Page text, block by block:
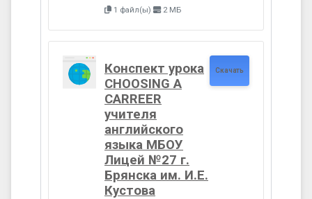
1 файл(ы) 2 МБ
Конспект урока
CHOOSING A
CARREER
учителя
английского
языка МБОУ
Лицей №27 г.
Брянска им. И.Е.
Кустова
Скачать